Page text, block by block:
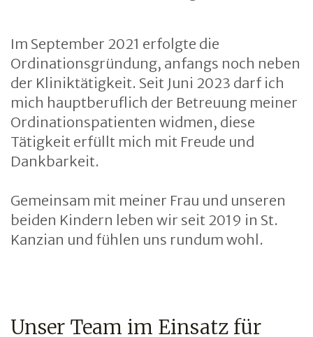
Im September 2021 erfolgte die
Ordinationsgründung, anfangs noch neben
der Kliniktätigkeit. Seit Juni 2023 darf ich
mich hauptberuflich der Betreuung meiner
Ordinationspatienten widmen, diese
Tätigkeit erfüllt mich mit Freude und
Dankbarkeit.
Gemeinsam mit meiner Frau und unseren
beiden Kindern leben wir seit 2019 in St.
Kanzian und fühlen uns rundum wohl.
Unser Team im Einsatz für